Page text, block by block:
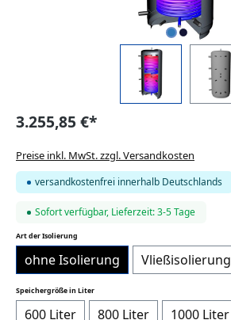
3.255,85 €*
Preise inkl. MwSt. zzgl. Versandkosten
versandkostenfrei innerhalb Deutschlands
Sofort verfügbar, Lieferzeit: 3-5 Tage
Art der Isolierung
ohne Isolierung Vließisolierung
Speichergröße in Literauswählen
600 Liter 800 Liter 1000 Liter